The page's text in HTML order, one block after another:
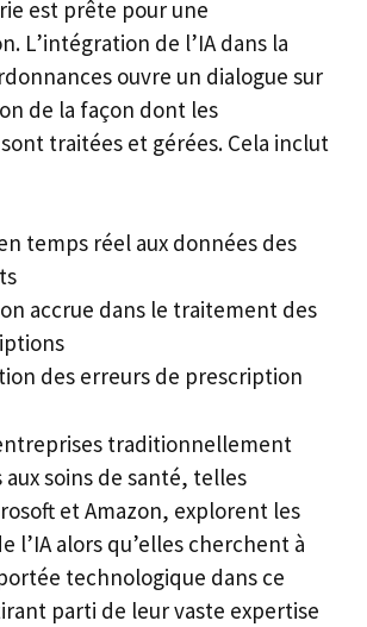
est prête pour une
L’intégration de l’IA dans la
ouvre un dialogue sur
de la façon dont les
traitées et gérées. Cela inclut
temps réel aux données des
accrue dans le traitement des
des erreurs de prescription
traditionnellement
aux soins de santé, telles
et Amazon, explorent les
l’IA alors qu’elles cherchent à
technologique dans ce
parti de leur vaste expertise